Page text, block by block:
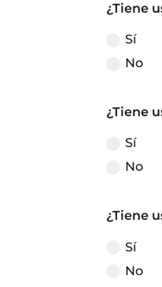
¿Tiene
Sí
No
¿Tiene
Sí
No
¿Tiene
Sí
No